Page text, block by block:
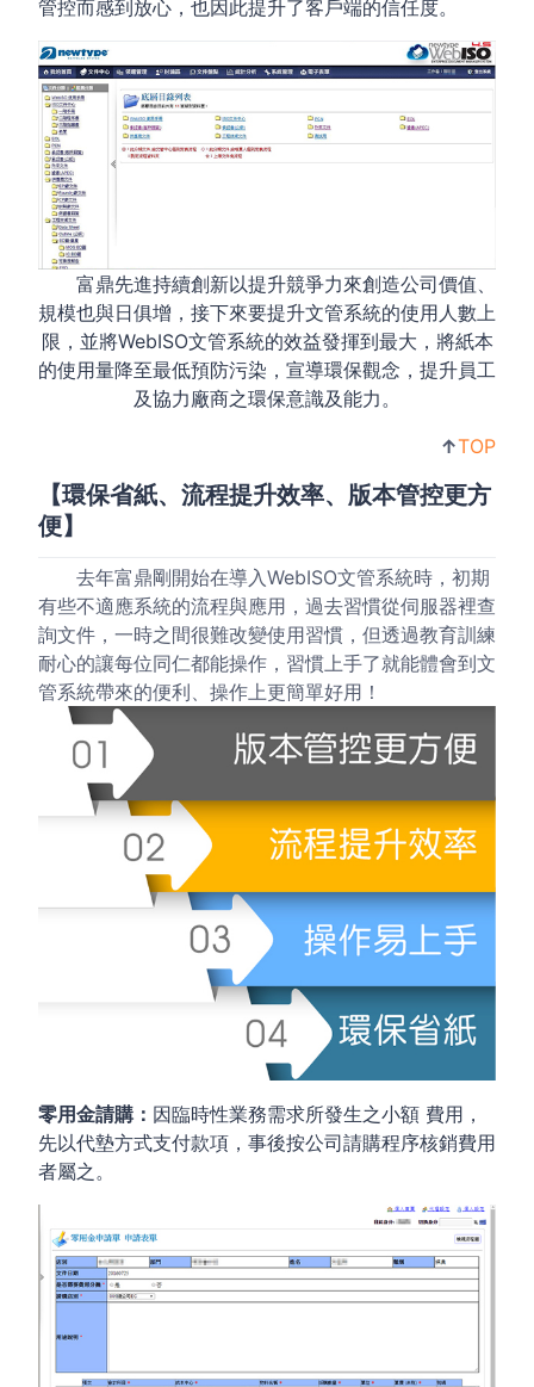
管控而感到放心，也因此提升了客戶端的信任度。
富鼎先進持續創新以提升競爭力來創造公司價值、
規模也與日俱增，接下來要提升文管系統的使用人數上
限，並將WebISO文管系統的效益發揮到最大，將紙本
的使用量降至最低預防污染，宣導環保觀念，提升員工
及協力廠商之環保意識及能力。
↑TOP
【環保省紙、流程提升效率、版本管控更方
便】
去年富鼎剛開始在導入WebISO文管系統時，初期
有些不適應系統的流程與應用，過去習慣從伺服器裡查
詢文件，一時之間很難改變使用習慣，但透過教育訓練
耐心的讓每位同仁都能操作，習慣上手了就能體會到文
管系統帶來的便利、操作上更簡單好用！
零用金請購： 因臨時性業務需求所發生之小額 費用，
先以代墊方式支付款項，事後按公司請購程序核銷費用
者屬之。